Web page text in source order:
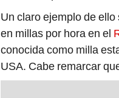
Un claro ejemplo de
en millas por hora en el
conocida como milla
USA. Cabe remarcar